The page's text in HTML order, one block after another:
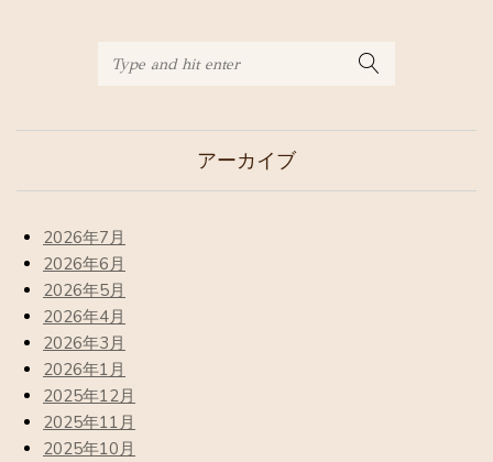
アーカイブ
2026年7月
2026年6月
2026年5月
2026年4月
2026年3月
2026年1月
2025年12月
2025年11月
2025年10月